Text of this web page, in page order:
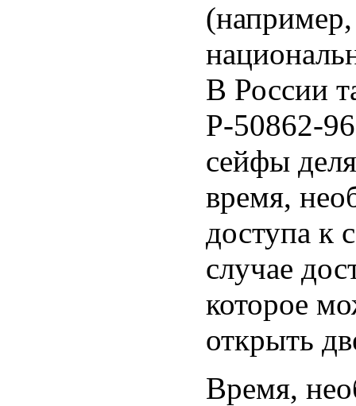
В России
Р-50862-
сейфы
время,
доступа к
случае
которое
открыть
Время,